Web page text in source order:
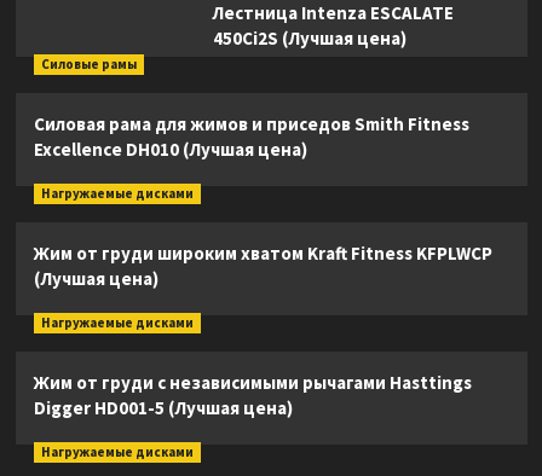
Лестница Intenza ESCALATE
450Ci2S (Лучшая цена)
Силовые рамы
Силовая рама для жимов и приседов Smith Fitness
Excellence DH010 (Лучшая цена)
Нагружаемые дисками
Жим от груди широким хватом Kraft Fitness KFPLWCP
(Лучшая цена)
Нагружаемые дисками
Жим от груди с независимыми рычагами Hasttings
Digger HD001-5 (Лучшая цена)
Нагружаемые дисками